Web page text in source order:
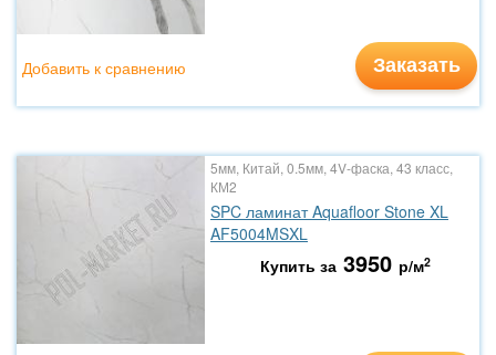
Заказать
Добавить к сравнению
5мм, Китай, 0.5мм, 4V-фаска, 43 класс,
КМ2
SPC ламинат Aquafloor Stone XL
AF5004MSXL
Купить за 3950 р/м2